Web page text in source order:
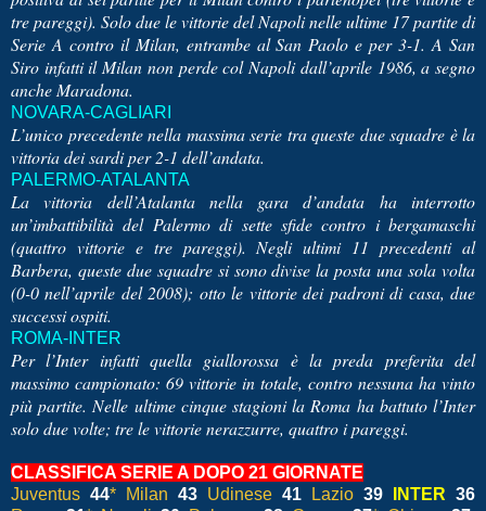
tre pareggi). Solo due le vittorie del Napoli nelle ultime 17 partite di
Serie A contro il Milan, entrambe al San Paolo e per 3-1. A San
Siro infatti il Milan non perde col Napoli dall’aprile 1986, a segno
anche Maradona.
NOVARA-CAGLIARI
L’unico precedente nella massima serie tra queste due squadre è la
vittoria dei sardi per 2-1 dell’andata.
PALERMO-ATALANTA
La vittoria dell’Atalanta nella gara d’andata ha interrotto
un’imbattibilità del Palermo di sette sfide contro i bergamaschi
(quattro vittorie e tre pareggi). Negli ultimi 11 precedenti al
Barbera, queste due squadre si sono divise la posta una sola volta
(0-0 nell’aprile del 2008); otto le vittorie dei padroni di casa, due
successi ospiti.
ROMA-INTER
Per l’Inter infatti quella giallorossa è la preda preferita del
massimo campionato: 69 vittorie in totale, contro nessuna ha vinto
più partite. Nelle ultime cinque stagioni la Roma ha battuto l’Inter
solo due volte; tre le vittorie nerazzurre, quattro i pareggi.
CLASSIFICA SERIE A DOPO 21 GIORNATE
Juventus 44* Milan 43 Udinese 41 Lazio 39 INTER 36